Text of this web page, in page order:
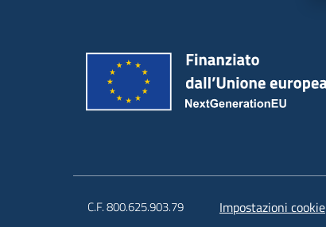
C.F. 800.625.903.79 Impostazioni cookie